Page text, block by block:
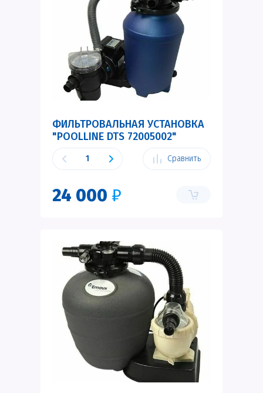
ФИЛЬТРОВАЛЬНАЯ УСТАНОВКА
"POOLLINE DTS 72005002"
Сравнить
24 000 ₽